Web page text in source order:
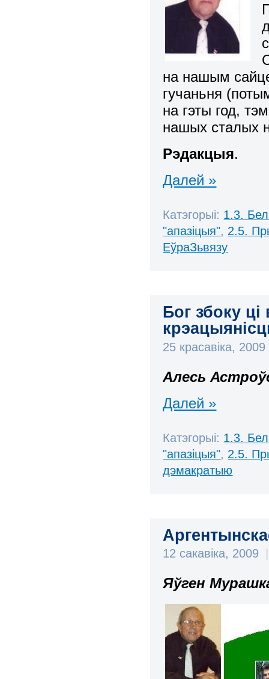
на нашым
гучаньня
на гэты год,
нашых сталых
Рэдакцыя.
Далей »
Катэгорыі: 1.3.
"апазіцыя", 2.5.
ЕўраЗьвязу
Бог збоку
25 красавіка, 2009
Алесь
Далей »
Катэгорыі: 1.3.
"апазіцыя", 2.5.
дэмакратыю
12 сакавіка, 2009
Яўген